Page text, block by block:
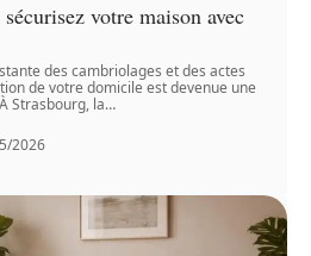
votre maison avec
des cambriolages et des actes
de votre domicile est devenue une
Strasbourg, la…
2026